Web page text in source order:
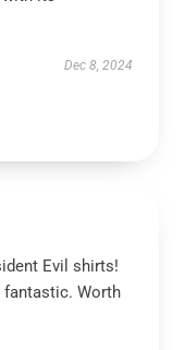
Dec 8, 2024
Evil shirts!
Worth